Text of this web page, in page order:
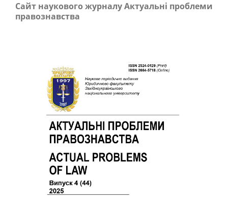
Сайт наукового журналу Актуальні проблеми
правознавства